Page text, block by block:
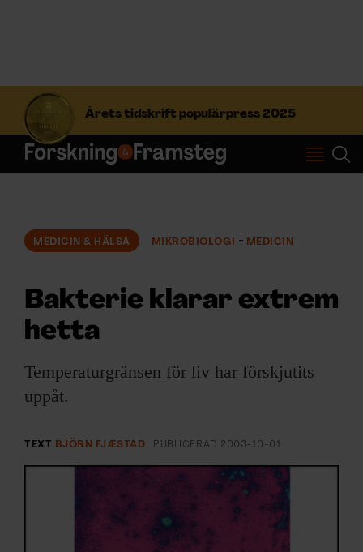
Årets tidskrift populärpress 2025
S
f
t
Prenumerera
ÄMNEN
ARKIV & E-TIDNING
LYSSNA/PODD
KONTAKTA F&F
MEDICIN & HÄLSA MIKROBIOLOGI MEDICIN
Bakterie klarar extrem
hetta
Temperaturgränsen för liv har förskjutits
uppåt.
TEXT BJÖRN FJÆSTAD PUBLICERAD 2003-10-01